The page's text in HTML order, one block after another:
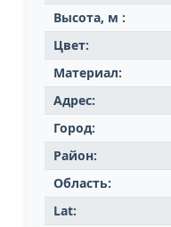
Высота, м :
Цвет:
Материал:
Адрес:
Город:
Район:
Область:
Lat: